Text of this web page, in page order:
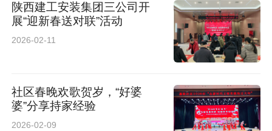
陕西建工安装集团三公司开
展“迎新春送对联”活动
2026-02-11
社区春晚欢歌贺岁，“好婆
婆”分享持家经验
2026-02-09